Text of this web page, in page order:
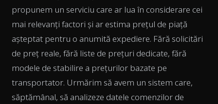
propunem un serviciu care ar lua în considerare cei
mai relevanți factori și ar estima prețul de piață
așteptat pentru o anumită expediere. Fără solicitări
de preț reale, fără liste de prețuri dedicate, fără
modele de stabilire a prețurilor bazate pe
transportator. Urmărim să avem un sistem care,
săptămânal, să analizeze datele comenzilor de